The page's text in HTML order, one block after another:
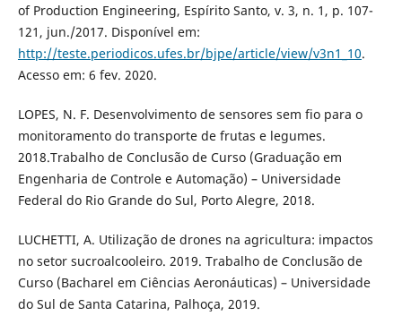
of Production Engineering, Espírito Santo, v. 3, n. 1, p. 107-
121, jun./2017. Disponível em:
http://teste.periodicos.ufes.br/bjpe/article/view/v3n1_10.
Acesso em: 6 fev. 2020.
LOPES, N. F. Desenvolvimento de sensores sem fio para o
monitoramento do transporte de frutas e legumes.
2018.Trabalho de Conclusão de Curso (Graduação em
Engenharia de Controle e Automação) – Universidade
Federal do Rio Grande do Sul, Porto Alegre, 2018.
LUCHETTI, A. Utilização de drones na agricultura: impactos
no setor sucroalcooleiro. 2019. Trabalho de Conclusão de
Curso (Bacharel em Ciências Aeronáuticas) – Universidade
do Sul de Santa Catarina, Palhoça, 2019.